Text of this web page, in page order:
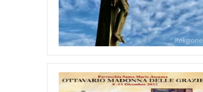
Religione